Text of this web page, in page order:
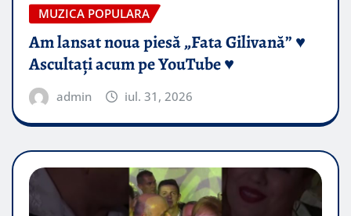
MUZICA POPULARA
Am lansat noua piesă „Fata Gilivană” ♥️
Ascultați acum pe YouTube ♥️
admin iul. 31, 2026